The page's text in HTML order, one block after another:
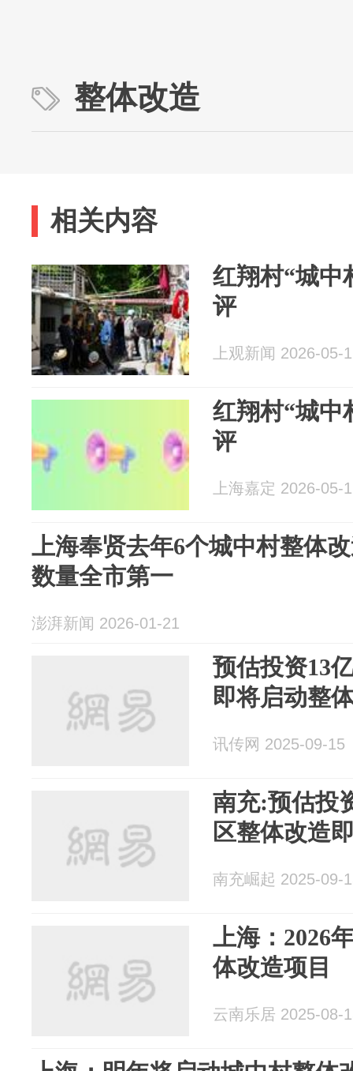
整体改造
相关内容
红翔村“城中
评
上观新闻 2026-05-
红翔村“城中
评
上海嘉定 2026-05-
上海奉贤去年6个城中村整体
数量全市第一
澎湃新闻 2026-01-21
预估投资13
即将启动整
讯传网 2025-09-15
南充:预估投
区整体改造
南充崛起 2025-09-
上海：2026
体改造项目
云南乐居 2025-08-